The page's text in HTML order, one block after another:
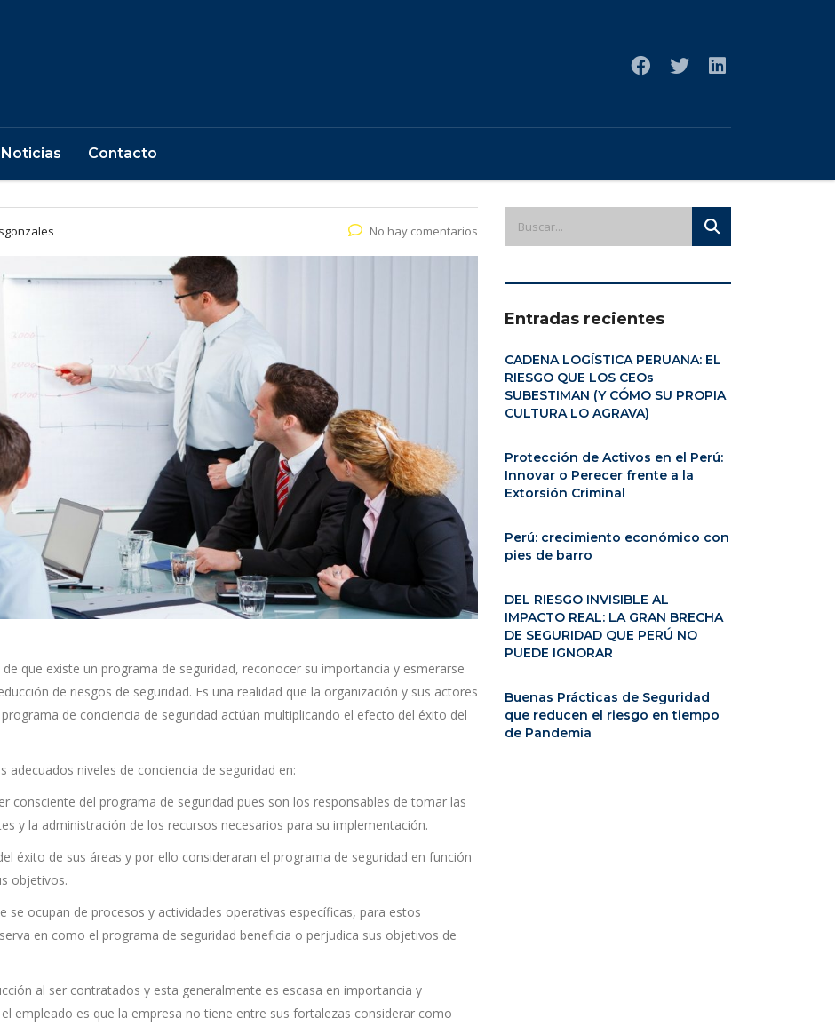
Noticias Contacto
No hay comentarios
que existe un programa de seguridad, reconocer su importancia y esmerarse
de riesgos de seguridad. Es una realidad que la organización y sus actores
de conciencia de seguridad actúan multiplicando el efecto del éxito del
adecuados niveles de conciencia de seguridad en:
consciente del programa de seguridad pues son los responsables de tomar las
y la administración de los recursos necesarios para su implementación.
éxito de sus áreas y por ello consideraran el programa de seguridad en función
objetivos.
se ocupan de procesos y actividades operativas específicas, para estos
en como el programa de seguridad beneficia o perjudica sus objetivos de
al ser contratados y esta generalmente es escasa en importancia y
empleado es que la empresa no tiene entre sus fortalezas considerar como
Entradas recientes
CADENA LOGÍSTICA PERUANA: EL
RIESGO QUE LOS CEOs
SUBESTIMAN (Y CÓMO SU PROPIA
CULTURA LO AGRAVA)
Protección de Activos en el Perú:
Innovar o Perecer frente a la
Extorsión Criminal
Perú: crecimiento económico con
pies de barro
DEL RIESGO INVISIBLE AL
IMPACTO REAL: LA GRAN BRECHA
DE SEGURIDAD QUE PERÚ NO
PUEDE IGNORAR
Buenas Prácticas de Seguridad
que reducen el riesgo en tiempo
de Pandemia